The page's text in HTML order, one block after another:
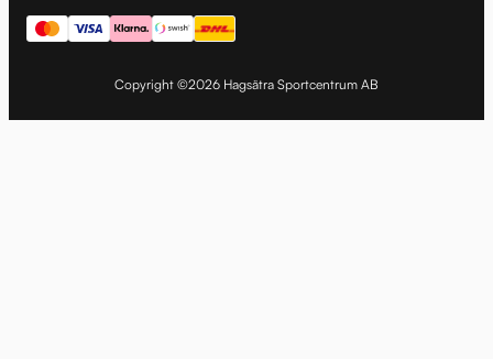
Copyright ©2026 Hagsätra Sportcentrum AB